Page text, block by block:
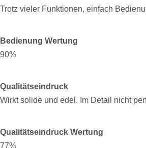
Trotz vieler Funktionen, einfach
Bedienung Wertung
90%
Qualitätseindruck
Wirkt solide und edel. Im Detail nicht
Qualitätseindruck Wertung
77%